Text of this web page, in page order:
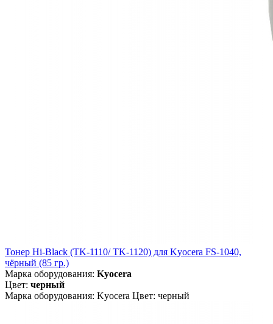
Тонер Hi-Black (TK-1110/ TK-1120) для Kyocera FS-1040,
чёрный (85 гр.)
Марка оборудования: Kyocera
Цвет: черный
Марка оборудования: Kyocera Цвет: черный